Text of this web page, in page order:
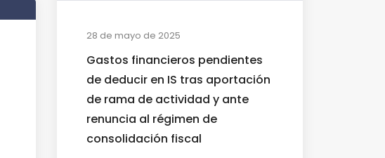
28 de mayo de 2025
Gastos financieros pendientes
de deducir en IS tras aportación
de rama de actividad y ante
renuncia al régimen de
consolidación fiscal